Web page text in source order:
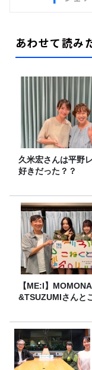
あわせて読み
久米宏さんは平野
好きだった？？
【ME:I】
&TSUZUMIさんと